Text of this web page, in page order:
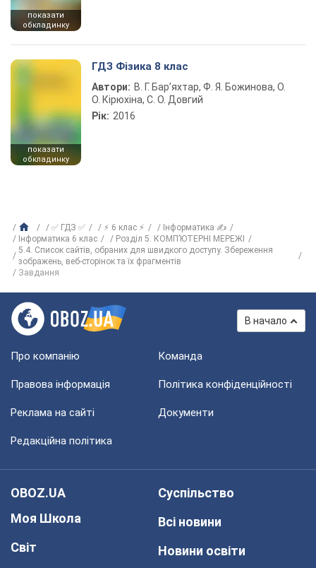
показати
обкладинку
показати
обкладинку
ГДЗ Фізика 8 клас
Автори: В. Г. Бар’яхтар, Ф. Я. Божинова, О.
О. Кірюхіна, С. О. Довгий
Рік: 2016
✅ ГДЗ ✅ ⚡ 6 клас ⚡
Інформатика ✍
Інформатика 6 клас
Розділ 5. КОМП’ЮТЕРНІ МЕРЕЖІ
5.4. Список сайтів, обраних для швидкого доступу. Збереження
зображень, веб-сторінок та їх фрагментів
Завдання
В начало
Про компанію Команда
Правова інформація Політика конфіденційності
Реклама на сайті Документи
Редакційна політика
OBOZ.UA
Моя Школа
Світ
Суспільство
Всі новини
Новини освіти